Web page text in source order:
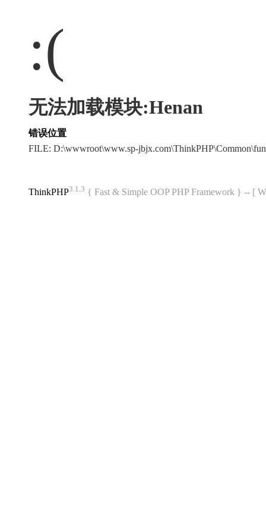
:(
无法加载模块:Henan
错误位置
FILE: D:\wwwroot\www.sp-
ThinkPHP3.1.3 { Fast & Simple OOP PHP Framework } -- [